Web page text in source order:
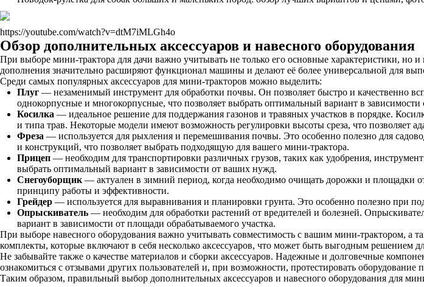
https://youtube.com/watch?v=dtM7iMLGh4o
Обзор дополнительных аксессуаров и навесного оборудования
При выборе мини-трактора для дачи важно учитывать не только его основные характеристики, но
дополнения значительно расширяют функционал машины и делают её более универсальной для
Среди самых популярных аксессуаров для мини-тракторов можно выделить:
Плуг — незаменимый инструмент для обработки почвы. Он позволяет быстро и качественно
однокорпусные и многокорпусные, что позволяет выбрать оптимальный вариант в зависимости
Косилка — идеальное решение для поддержания газонов и травяных участков в порядке.
и типа трав. Некоторые модели имеют возможность регулировки высоты среза, что позволяет
Фреза — используется для рыхления и перемешивания почвы. Это особенно полезно для
и конструкций, что позволяет выбрать подходящую для вашего мини-трактора.
Прицеп — необходим для транспортировки различных грузов, таких как удобрения,
выбрать оптимальный вариант в зависимости от ваших нужд.
Снегоуборщик — актуален в зимний период, когда необходимо очищать дорожки и площадки
принципу работы и эффективности.
Грейдер — используется для выравнивания и планировки грунта. Это особенно полезно при
Опрыскиватель — необходим для обработки растений от вредителей и болезней.
вариант в зависимости от площади обрабатываемого участка.
При выборе навесного оборудования важно учитывать совместимость с вашим мини-трактором, а
комплекты, которые включают в себя несколько аксессуаров, что может быть выгодным решением
Не забывайте также о качестве материалов и сборки аксессуаров. Надежные и долговечные
ознакомиться с отзывами других пользователей и, при возможности, протестировать оборудование
Таким образом, правильный выбор дополнительных аксессуаров и навесного оборудования для